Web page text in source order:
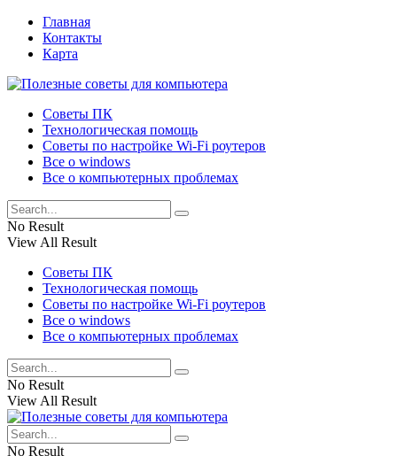
Главная
Контакты
Карта
Советы ПК
Технологическая помощь
Советы по настройке Wi-Fi роутеров
Все о windows
Все о компьютерных проблемах
No Result
View All Result
Советы ПК
Технологическая помощь
Советы по настройке Wi-Fi роутеров
Все о windows
Все о компьютерных проблемах
No Result
View All Result
No Result